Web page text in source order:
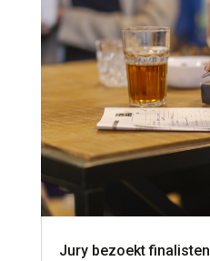
Jury bezoekt finalisten